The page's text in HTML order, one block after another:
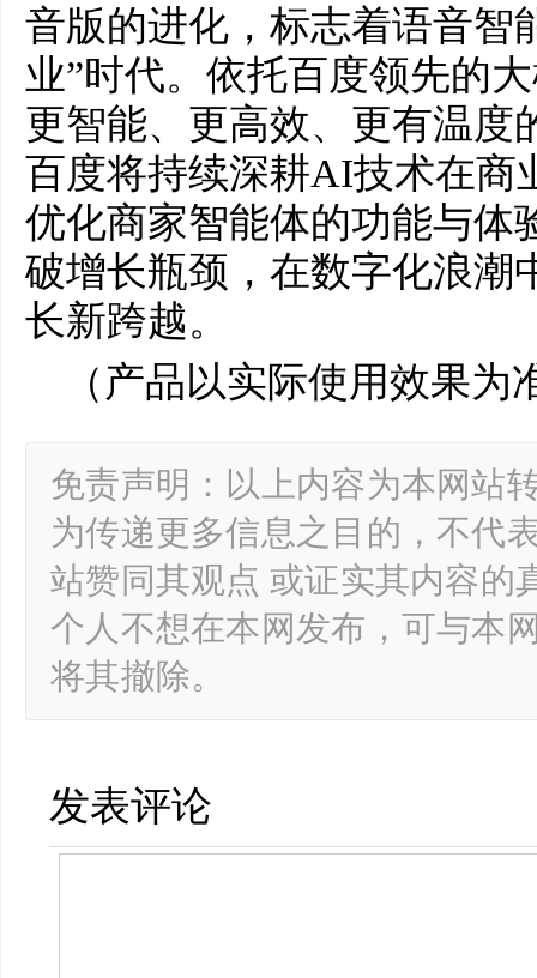
音版的进化，标志着语音智
业”时代。依托百度领先的
更智能、更高效、更有温度
百度将持续深耕AI技术在商
优化商家智能体的功能与体
破增长瓶颈，在数字化浪潮
长新跨越。
（产品以实际使用效果为
免责声明：以上内容为本网站
为传递更多信息之目的，不代
站赞同其观点 或证实其内容的
个人不想在本网发布，可与本
将其撤除。
发表评论